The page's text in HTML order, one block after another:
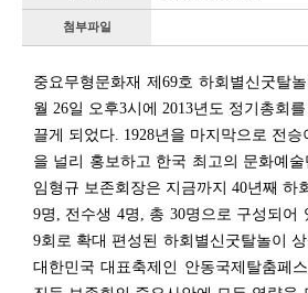
첨부파일
중요무형문화재 제69호 하회별신굿탈
월 26일 오후3시에 2013년도 정기총회
끌게 되었다. 1928년을 마지막으로 전
을 널리 홍보하고 한국 최고의 문화예
임형규 보존회장은 지금까지 40년째
9명, 전수생 4명, 총 30명으로 구성되어
9회로 확대 편성된 하회별신굿탈놀이
대한민국 대표축제인 안동국제탈춤페